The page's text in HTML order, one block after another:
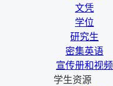
文凭
学位
研究生
密集英语
宣传册和视频
学生资源